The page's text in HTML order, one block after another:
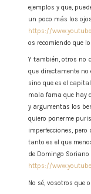
ejemplos y que,
un poco más los
https://
os recomiendo que
Y también, otros no
que directamente no
sino que es el
mala fama que hay
y argumentas los
quiero ponerme
imperfecciones,
tanto es el que
de Domingo
https://
No sé, vosotros que